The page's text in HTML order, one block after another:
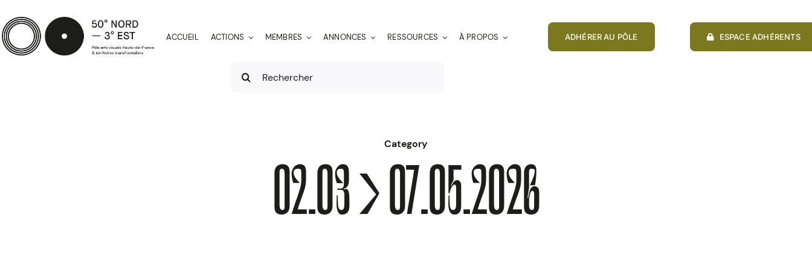
au
contenu
ACCUEIL ACTIONS MEMBRES ANNONCES RESSOURCES À PROPOS ADHÉRER AU PÔLE ESPACE ADHÉRENTS
Category
02.03 > 07.05.2026